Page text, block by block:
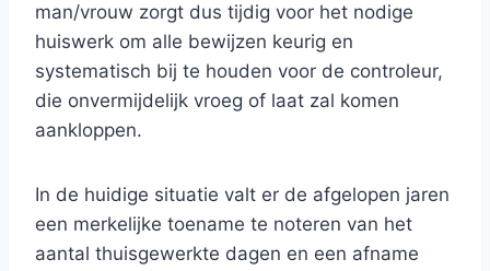
man/vrouw zorgt dus tijdig voor het nodige
huiswerk om alle bewijzen keurig en
systematisch bij te houden voor de controleur,
die onvermijdelijk vroeg of laat zal komen
aankloppen.
In de huidige situatie valt er de afgelopen jaren
een merkelijke toename te noteren van het
aantal thuisgewerkte dagen en een afname